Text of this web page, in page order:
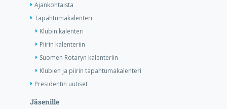
Ajankohtaista
Tapahtumakalenteri
Klubin kalenteri
Piirin kalenteriin
Suomen Rotaryn kalenteriin
Klubien ja piirin tapahtumakalenteri
Presidentin uutiset
Jäsenille